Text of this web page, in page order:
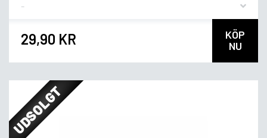
29,90 KR
KÖP
NU
UDSOLGT